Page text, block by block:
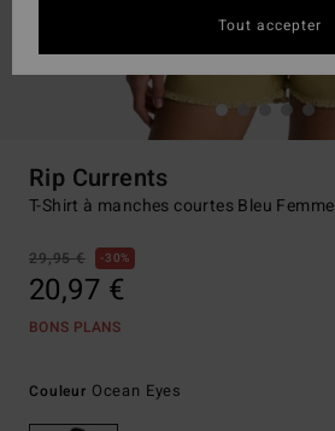
Rip Currents
T-Shirt à manches courtes Bleu Femme
29,95 € 30%
20,97 €
BONS PLANS
Couleur Ocean Eyes
Tout accepter